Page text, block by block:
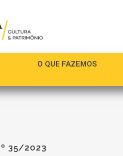
O QUE FAZEMOS
35/2023